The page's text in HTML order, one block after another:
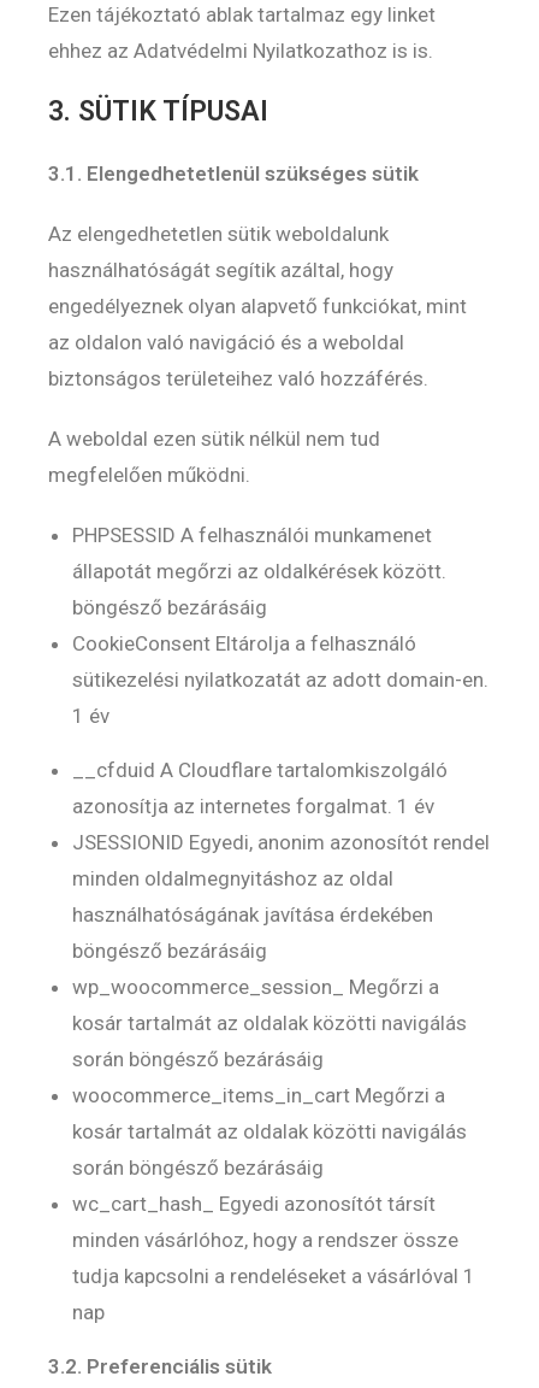
Ezen tájékoztató ablak tartalmaz egy linket
ehhez az Adatvédelmi Nyilatkozathoz is is.
3. SÜTIK TÍPUSAI
3.1. Elengedhetetlenül szükséges sütik
Az elengedhetetlen sütik weboldalunk
használhatóságát segítik azáltal, hogy
engedélyeznek olyan alapvető funkciókat, mint
az oldalon való navigáció és a weboldal
biztonságos területeihez való hozzáférés.
A weboldal ezen sütik nélkül nem tud
megfelelően működni.
PHPSESSID A felhasználói munkamenet
állapotát megőrzi az oldalkérések között.
böngésző bezárásáig
CookieConsent Eltárolja a felhasználó
sütikezelési nyilatkozatát az adott domain-en.
1 év
__cfduid A Cloudflare tartalomkiszolgáló
azonosítja az internetes forgalmat. 1 év
JSESSIONID Egyedi, anonim azonosítót rendel
minden oldalmegnyitáshoz az oldal
használhatóságának javítása érdekében
böngésző bezárásáig
wp_woocommerce_session_ Megőrzi a
kosár tartalmát az oldalak közötti navigálás
során böngésző bezárásáig
woocommerce_items_in_cart Megőrzi a
kosár tartalmát az oldalak közötti navigálás
során böngésző bezárásáig
wc_cart_hash_ Egyedi azonosítót társít
minden vásárlóhoz, hogy a rendszer össze
tudja kapcsolni a rendeléseket a vásárlóval 1
nap
3.2. Preferenciális sütik